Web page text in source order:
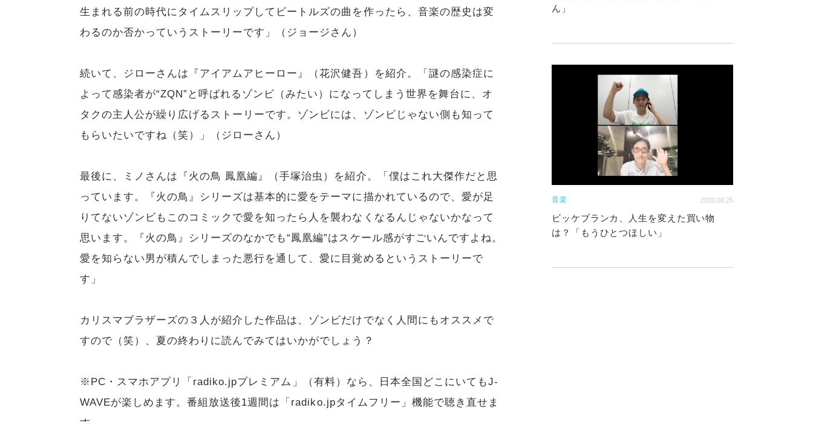
生まれる前の時代にタイムスリップしてビートルズの曲を作ったら、音楽の歴史は変
わるのか否かっていうストーリーです」（ジョージさん）
続いて、ジローさんは『アイアムアヒーロー』（花沢健吾）を紹介。「謎の感染症に
よって感染者が“ZQN”と呼ばれるゾンビ（みたい）になってしまう世界を舞台に、オ
タクの主人公が繰り広げるストーリーです。ゾンビには、ゾンビじゃない側も知って
もらいたいですね（笑）」（ジローさん）
最後に、ミノさんは『火の鳥 鳳凰編』（手塚治虫）を紹介。「僕はこれ大傑作だと思
っています。『火の鳥』シリーズは基本的に愛をテーマに描かれているので、愛が足
りてないゾンビもこのコミックで愛を知ったら人を襲わなくなるんじゃないかなって
思います。『火の鳥』シリーズのなかでも“鳳凰編”はスケール感がすごいんですよね。
愛を知らない男が積んでしまった悪行を通して、愛に目覚めるというストーリーで
す」
カリスマブラザーズの３人が紹介した作品は、ゾンビだけでなく人間にもオススメで
すので（笑）、夏の終わりに読んでみてはいかがでしょう？
※PC・スマホアプリ「radiko.jpプレミアム」（有料）なら、日本全国どこにいてもJ-
WAVEが楽しめます。番組放送後1週間は「radiko.jpタイムフリー」機能で聴き直せま
ん」
音楽 2020.08.25
ビッケブランカ、人生を変えた買い物
は？「もうひとつほしい」